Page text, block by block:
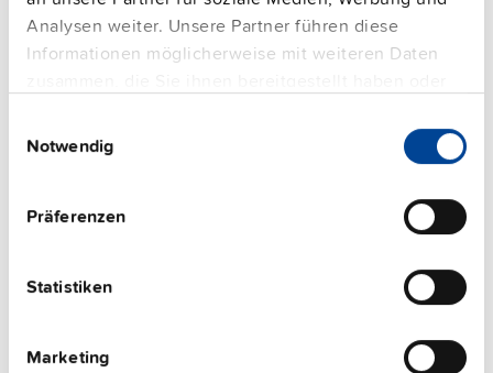
Analysen weiter. Unsere Partner führen diese
Informationen möglicherweise mit weiteren Daten
gesammelt haben.
Impressum
Notwendig
Präferenzen
Statistiken
Marketing